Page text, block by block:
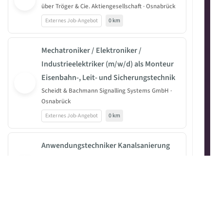
über Tröger & Cie. Aktiengesellschaft · Osnabrück
Externes Job-Angebot 0 km
Mechatroniker / Elektroniker /
Industrieelektriker (m/w/d) als Monteur
Eisenbahn-, Leit- und Sicherungstechnik
Scheidt & Bachmann Signalling Systems GmbH ·
Osnabrück
Externes Job-Angebot 0 km
Anwendungstechniker Kanalsanierung